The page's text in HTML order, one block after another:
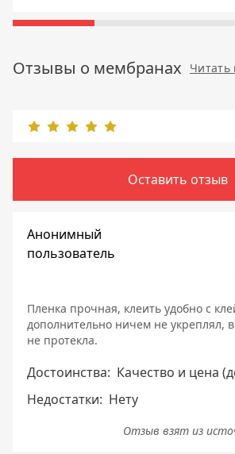
Отзывы о мембранах Читать
Оставить отзыв
Анонимный
пользователь
Пленка прочная, клеить удобно с
дополнительно ничем не укреплял,
не протекла.
Достоинства: Качество и цена
Недостатки: Нету
Отзыв взят из